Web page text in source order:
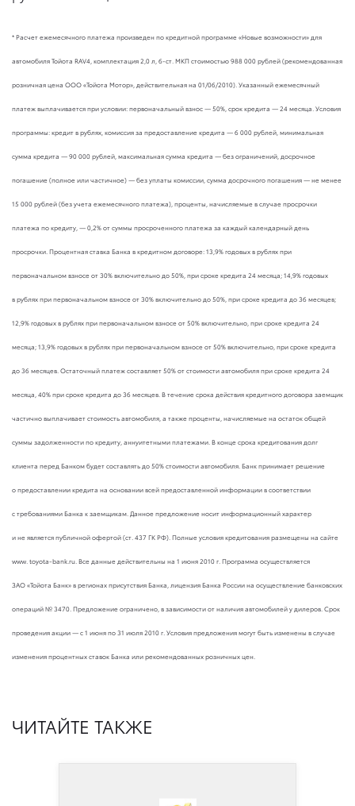
* Расчет ежемесячного платежа произведен по кредитной программе «Новые возможности» для
автомобиля Тойота RAV4, комплектация 2,0 л, 6-ст. МКП стоимостью 988 000 рублей (рекомендованная
розничная цена ООО «Тойота Мотор», действительная на 01/06/2010). Указанный ежемесячный
платеж выплачивается при условии: первоначальный взнос — 50%, срок кредита — 24 месяца. Условия
программы: кредит в рублях, комиссия за предоставление кредита — 6 000 рублей, минимальная
сумма кредита — 90 000 рублей, максимальная сумма кредита — без ограничений, досрочное
погашение (полное или частичное) — без уплаты комиссии, сумма досрочного погашения — не менее
15 000 рублей (без учета ежемесячного платежа), проценты, начисляемые в случае просрочки
платежа по кредиту, — 0,2% от суммы просроченного платежа за каждый календарный день
просрочки. Процентная ставка Банка в кредитном договоре: 13,9% годовых в рублях при
первоначальном взносе от 30% включительно до 50%, при сроке кредита 24 месяца; 14,9% годовых
в рублях при первоначальном взносе от 30% включительно до 50%, при сроке кредита до 36 месяцев;
12,9% годовых в рублях при первоначальном взносе от 50% включительно, при сроке кредита 24
месяца; 13,9% годовых в рублях при первоначальном взносе от 50% включительно, при сроке кредита
до 36 месяцев. Остаточный платеж составляет 50% от стоимости автомобиля при сроке кредита 24
месяца, 40% при сроке кредита до 36 месяцев. В течение срока действия кредитного договора заемщик
частично выплачивает стоимость автомобиля, а также проценты, начисляемые на остаток общей
суммы задолженности по кредиту, аннуитетными платежами. В конце срока кредитования долг
клиента перед Банком будет составлять до 50% стоимости автомобиля. Банк принимает решение
о предоставлении кредита на основании всей предоставленной информации в соответствии
с требованиями Банка к заемщикам. Данное предложение носит информационный характер
и не является публичной офертой (ст. 437 ГК РФ). Полные условия кредитования размещены на сайте
www. toyota-bank.ru. Все данные действительны на 1 июня 2010 г. Программа осуществляется
ЗАО «Тойота Банк» в регионах присутствия Банка, лицензия Банка России на осуществление банковских
операций № 3470. Предложение ограничено, в зависимости от наличия автомобилей у дилеров. Срок
проведения акции — с 1 июня по 31 июля 2010 г. Условия предложения могут быть изменены в случае
изменения процентных ставок Банка или рекомендованных розничных цен.
ЧИТАЙТЕ ТАКЖЕ